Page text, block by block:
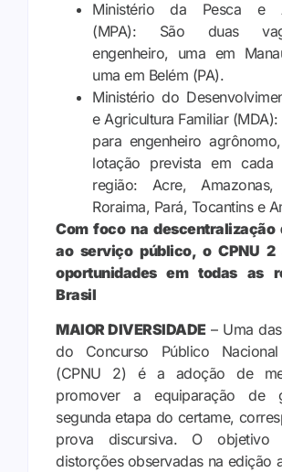
Ministério da Pesca e
(MPA): São duas
engenheiro, uma em
uma em Belém (PA).
Ministério do
e Agricultura Familiar (MDA):
para engenheiro
lotação prevista em cada
região: Acre, Amazonas,
Roraima, Pará, Tocantins e
Com foco na descentralização
ao serviço público, o CPNU 2
oportunidades em todas as
Brasil
MAIOR DIVERSIDADE– Uma
do Concurso Público
(CPNU 2) é a adoção de
promover a equiparação de
segunda etapa do certame,
prova discursiva. O
distorções observadas na edição